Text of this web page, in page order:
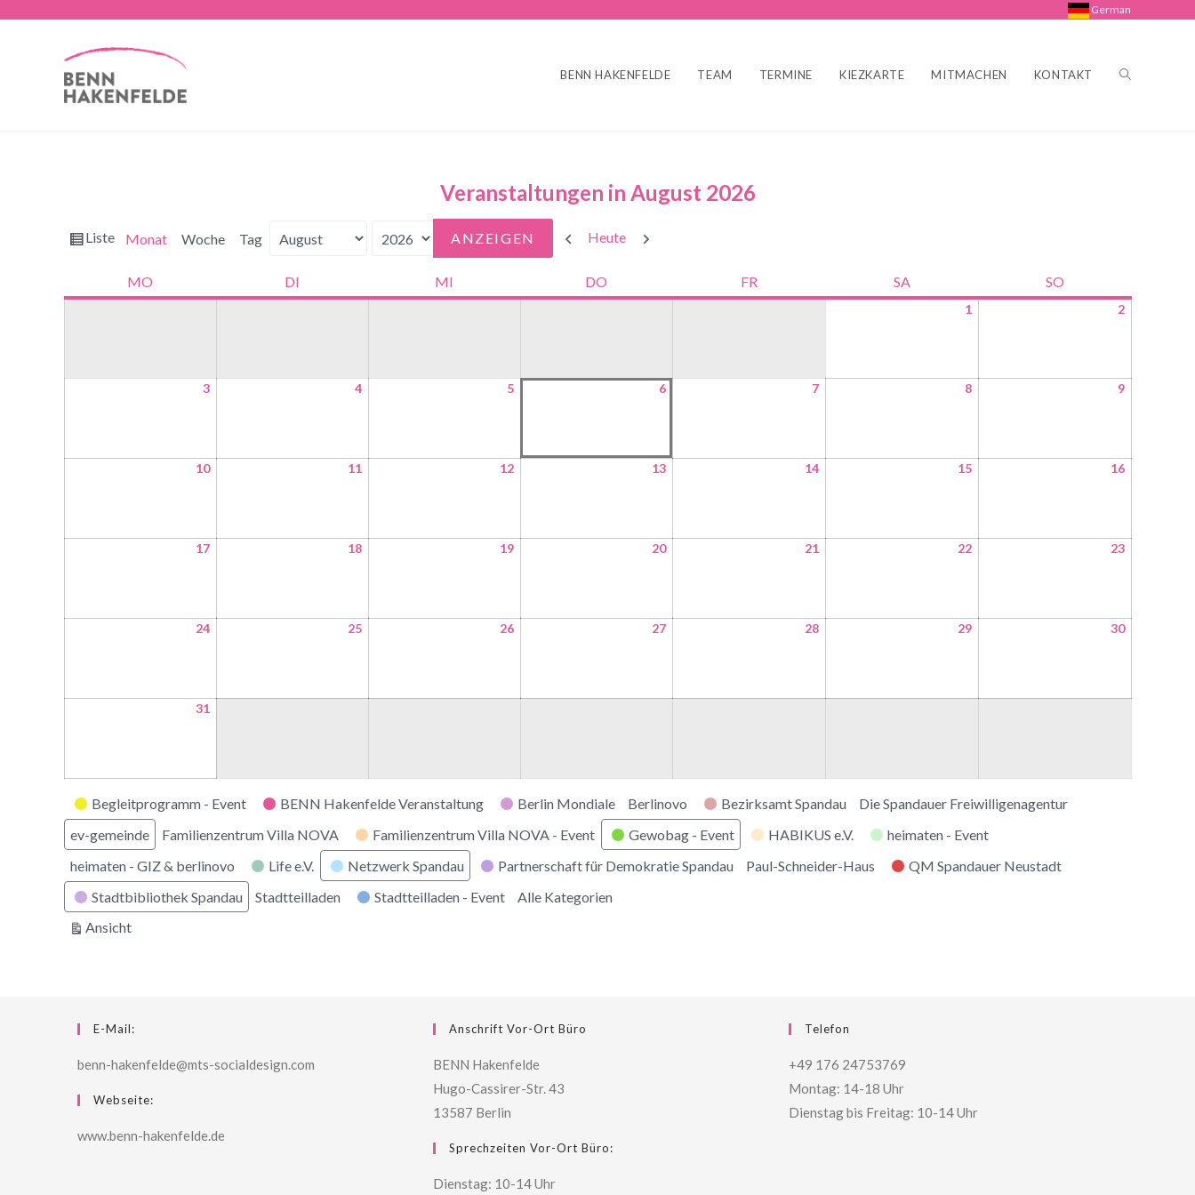
German
BENN HAKENFELDE TEAM TERMINE KIEZKARTE MITMACHEN KONTAKT
Veranstaltungen in August 2026
Ansicht
Liste Monat Woche Tag
Monat
Jahr
Zurück
Heute Weiter
MO DI MI DO FR SA SO
1 2
3 4 5 6 7 8 9
10 11 12 13 14 15 16
17 18 19 20 21 22 23
24 25 26 27 28 29 30
31
Kategorien
Begleitprogramm - Event BENN Hakenfelde Veranstaltung Berlin Mondiale Berlinovo Bezirksamt Spandau
Die Spandauer Freiwilligenagentur
ev-gemeinde
Familienzentrum Villa NOVA Familienzentrum Villa NOVA - Event Gewobag - Event HABIKUS e.V.
heimaten - Event
heimaten - GIZ & berlinovo
Life e.V. Netzwerk Spandau Partnerschaft für Demokratie Spandau Paul-Schneider-Haus
QM Spandauer Neustadt
Stadtbibliothek Spandau
Stadtteilladen Stadtteilladen - Event
Alle Kategorien
Ansichtausdrucken
E-Mail:
benn-hakenfelde@mts-socialdesign.com
Webseite:
www.benn-hakenfelde.de
Anschrift Vor-Ort Büro
BENN Hakenfelde
Hugo-Cassirer-Str. 43
13587 Berlin
Sprechzeiten Vor-Ort Büro:
Dienstag: 10-14 Uhr
Telefon
+49 176 24753769
Montag: 14-18 Uhr
Dienstag bis Freitag: 10-14 Uhr